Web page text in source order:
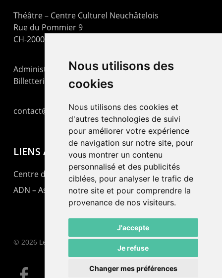
Nous utilisons des
cookies
Nous utilisons des cookies et
d'autres technologies de suivi
pour améliorer votre expérience
de navigation sur notre site, pour
vous montrer un contenu
personnalisé et des publicités
ciblées, pour analyser le trafic de
notre site et pour comprendre la
provenance de nos visiteurs.
J'accepte
Je refuse
Changer mes préférences
Théâtre – Centre Culturel Neuchâtelois
Rue du Pommier 9
CH-2000 Neuchâtel
Administration : +41 32 725 03 03
Billetterie : +41 32 725 05 05
contact@lepommier.ch
LIENS AMIS
Centre de culture ABC
ADN – Association Danse Neuchâtel
© 2026 Le Pommier.
facebook email